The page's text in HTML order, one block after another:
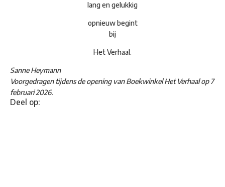
lang en gelukkig
opnieuw begint
bij
Het Verhaal.
Sanne Heymann
Voorgedragen tijdens de opening van Boekwinkel Het Verhaal op 7
februari 2026.
Deel op: